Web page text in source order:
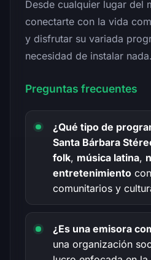
Desde cualquier lugar del
conectarte con la vida
y disfrutar su variada
necesidad de instalar nada.
Preguntas frecuentes
¿Qué tipo de
Santa Bárbara
folk, música latina,
entretenimiento
comunitarios y
¿Es una emisora
una organización